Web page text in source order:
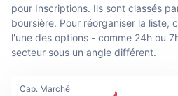
Historique des aperçus
Déverrouillages de jetons
Rendements
Marché Spot
Nombre de
Trésoreries de Bitcoin
Tendances
Nouveau
Gagnants
Plateformes d'échange
Au comptant
Produits dérivés
Communauté
Fils d'actualité
Sujets
API
API
Produits
pour Inscriptions. Ils sont classés
boursière. Pour réorganiser la liste,
l'une des options - comme 24h ou
secteur sous un angle différent.
Cap. Marché